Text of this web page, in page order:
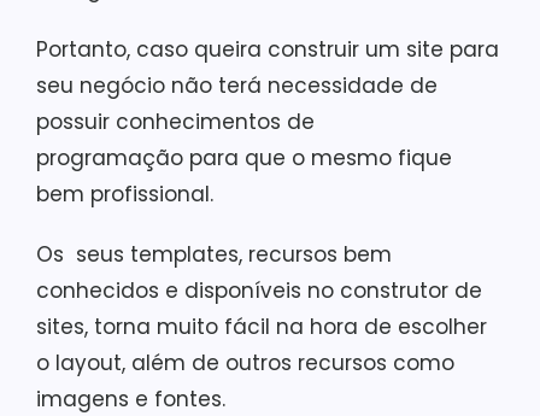
Portanto, caso queira construir um site para
seu negócio não terá necessidade de
possuir conhecimentos de
programação para que o mesmo fique
bem profissional.
Os seus templates, recursos bem
conhecidos e disponíveis no construtor de
sites, torna muito fácil na hora de escolher
o layout, além de outros recursos como
imagens e fontes.